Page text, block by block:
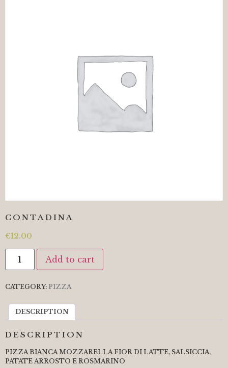
CONTADINA
€12.00
Add to cart
CATEGORY: PIZZA
DESCRIPTION
DESCRIPTION
PIZZA BIANCA MOZZARELLA FIOR DI LATTE, SALSICCIA,
PATATE ARROSTO E ROSMARINO